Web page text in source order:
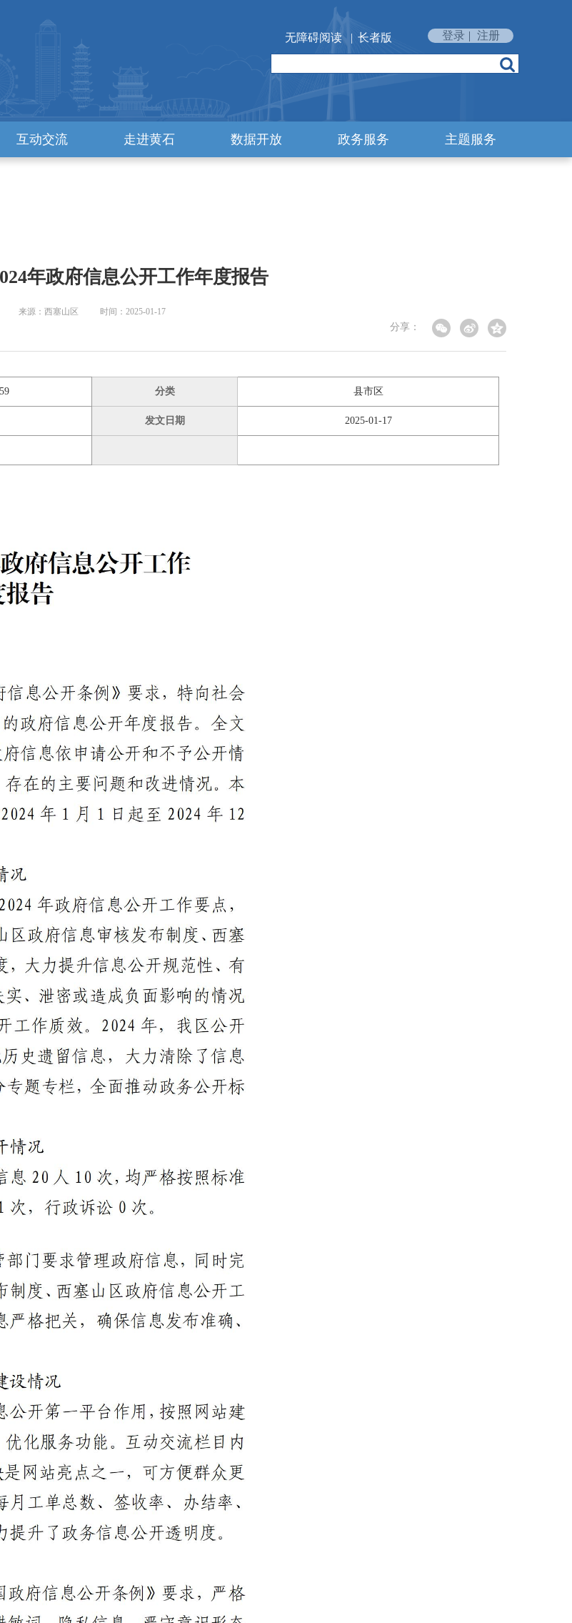
无障碍阅读 | 长者版 登录 | 注册
互动交流 走进黄石 数据开放 政务服务 主题服务
年政府信息公开工作年度报告
来源：西塞山区 时间：2025-01-17
分享：
分类 县市区
发文日期 2025-01-17